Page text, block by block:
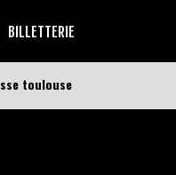
BILLETTERIE
toulouse